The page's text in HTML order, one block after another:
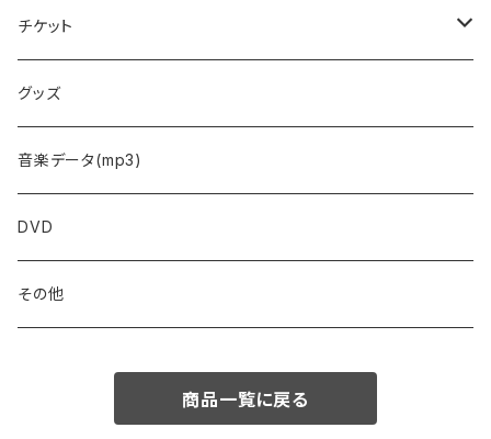
チケット
予約フォーム
グッズ
音楽データ(mp3)
DVD
その他
商品一覧に戻る